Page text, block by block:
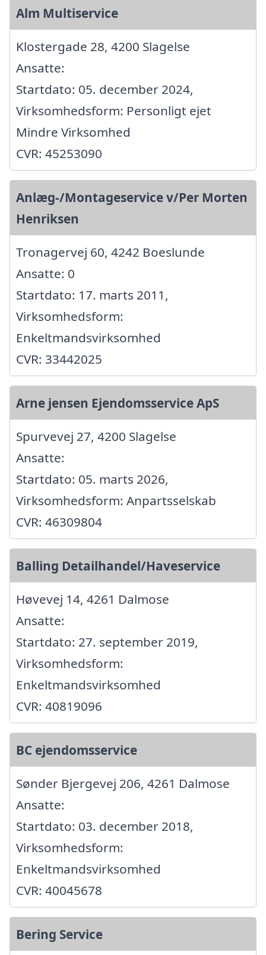
Alm Multiservice
Klostergade 28, 4200 Slagelse
Ansatte:
Startdato: 05. december 2024,
Virksomhedsform: Personligt ejet
Mindre Virksomhed
CVR: 45253090
Anlæg-/Montageservice v/Per Morten
Henriksen
Tronagervej 60, 4242 Boeslunde
Ansatte: 0
Startdato: 17. marts 2011,
Virksomhedsform:
Enkeltmandsvirksomhed
CVR: 33442025
Arne jensen Ejendomsservice ApS
Spurvevej 27, 4200 Slagelse
Ansatte:
Startdato: 05. marts 2026,
Virksomhedsform: Anpartsselskab
CVR: 46309804
Balling Detailhandel/Haveservice
Høvevej 14, 4261 Dalmose
Ansatte:
Startdato: 27. september 2019,
Virksomhedsform:
Enkeltmandsvirksomhed
CVR: 40819096
BC ejendomsservice
Sønder Bjergevej 206, 4261 Dalmose
Ansatte:
Startdato: 03. december 2018,
Virksomhedsform:
Enkeltmandsvirksomhed
CVR: 40045678
Bering Service